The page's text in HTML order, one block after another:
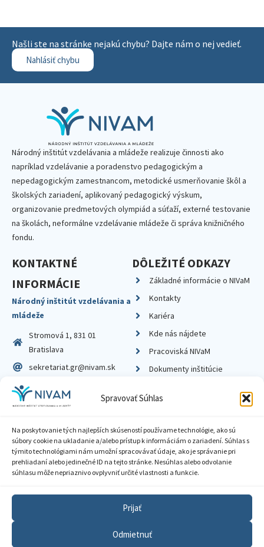
Spravovať Súhlas
Na poskytovanie tých najlepších skúseností používame technológie, ako sú
súbory cookie na ukladanie a/alebo prístup k informáciám o zariadení. Súhlas s
týmito technológiami nám umožní spracovávať údaje, ako je správanie pri
prehliadaní alebo jedinečné ID na tejto stránke. Nesúhlas alebo odvolanie
súhlasu môže nepriaznivo ovplyvniť určité vlastnosti a funkcie.
Prijať
Odmietnuť
Našli ste na stránke nejakú chybu? Dajte nám o nej vedieť.
Nahlásiť chybu
Národný inštitút vzdelávania a mládeže realizuje činnosti ako
napríklad vzdelávanie a poradenstvo pedagogickým a
nepedagogickým zamestnancom, metodické usmerňovanie škôl a
školských zariadení, aplikovaný pedagogický výskum,
organizovanie predmetových olympiád a súťaží, externé testovanie
na školách, neformálne vzdelávanie mládeže či správa knižničného
fondu.
KONTAKTNÉ
INFORMÁCIE
Národný inštitút vzdelávania a
mládeže
Stromová 1, 831 01
Bratislava
sekretariat.gr@nivam.sk
IČO: 00164348
DIČ: 2020798714
DÔLEŽITÉ ODKAZY
Základné informácie o NIVaM
Kontakty
Kariéra
Kde nás nájdete
Pracoviská NIVaM
Dokumenty inštitúcie
Zásady ochrany súkromia
Sprístupnenie informácií